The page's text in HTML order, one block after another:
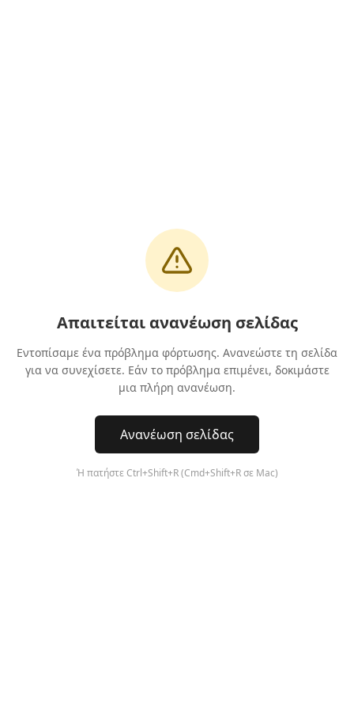
Απαιτείται ανανέωση σελίδας
Εντοπίσαμε ένα πρόβλημα φόρτωσης. Ανανεώστε τη σελίδα
για να συνεχίσετε. Εάν το πρόβλημα επιμένει, δοκιμάστε
μια πλήρη ανανέωση.
Ανανέωση σελίδας
Ή πατήστε Ctrl+Shift+R (Cmd+Shift+R σε Mac)